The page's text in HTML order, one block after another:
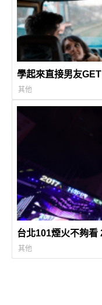
學起來直接男友
其他
台北101煙火不夠看
其他